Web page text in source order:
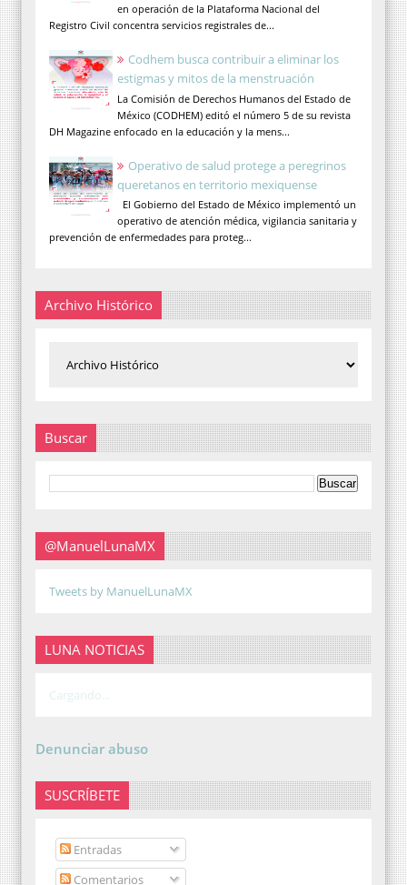
en operación de la Plataforma Nacional del
Registro Civil concentra servicios registrales de...
Codhem busca contribuir a eliminar los
estigmas y mitos de la menstruación
La Comisión de Derechos Humanos del Estado de
México (CODHEM) editó el número 5 de su revista
DH Magazine enfocado en la educación y la mens...
Operativo de salud protege a peregrinos
queretanos en territorio mexiquense
El Gobierno del Estado de México implementó un
operativo de atención médica, vigilancia sanitaria y
prevención de enfermedades para proteg...
Archivo Histórico
Buscar
@ManuelLunaMX
Tweets by ManuelLunaMX
LUNA NOTICIAS
Cargando...
Denunciar abuso
SUSCRÍBETE
Entradas
Comentarios